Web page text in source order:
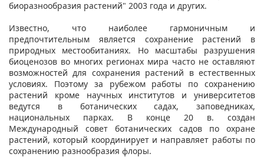
биоразнообразия растений" 2003 года и других.
Известно, что наиболее гармоничным и
предпочтительным является сохранение растений в
природных местообитаниях. Но масштабы разрушения
биоценозов во многих регионах мира часто не оставляют
возможностей для сохранения растений в естественных
условиях. Поэтому за рубежом работы по сохранению
растений кроме научных институтов и университетов
ведутся в ботанических садах, заповедниках,
национальных парках. В конце 20 в. создан
Международный совет ботанических садов по охране
растений, который координирует и направляет работы по
сохранению разнообразия флоры.